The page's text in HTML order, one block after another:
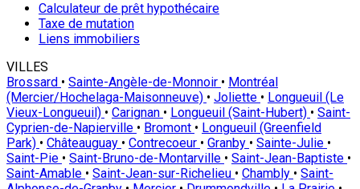
Calculateur de prêt hypothécaire
Taxe de mutation
Liens immobiliers
VILLES
Brossard • Sainte-Angèle-de-Monnoir • Montréal
(Mercier/Hochelaga-Maisonneuve) • Joliette • Longueuil (Le
Vieux-Longueuil) • Carignan • Longueuil (Saint-Hubert) • Saint-
Cyprien-de-Napierville • Bromont • Longueuil (Greenfield
Park) • Châteauguay • Contrecoeur • Granby • Sainte-Julie •
Saint-Pie • Saint-Bruno-de-Montarville • Saint-Jean-Baptiste •
Saint-Amable • Saint-Jean-sur-Richelieu • Chambly • Saint-